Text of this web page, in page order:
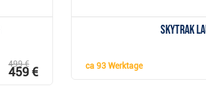
499 €
459 €
SkyTrak
ca93 Werktage